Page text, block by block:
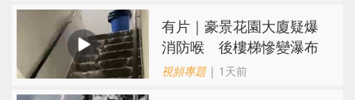
有片｜豪景花園大廈疑爆
消防喉 後樓梯慘變瀑布
視頻專題| 1天前